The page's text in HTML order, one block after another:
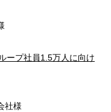
ープ社員1.5万人に向け
社様